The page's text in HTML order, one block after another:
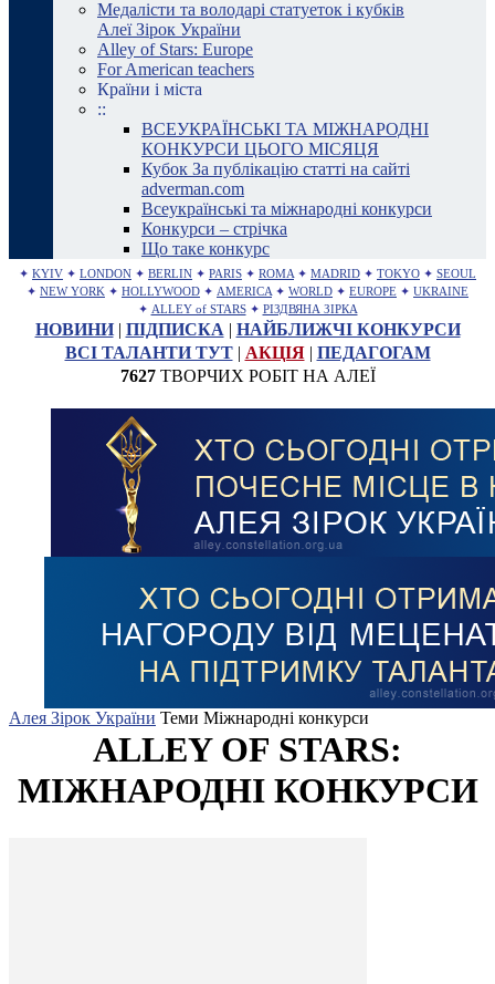
Медалісти та володарі статуеток і кубків
Алеї Зірок України
Alley of Stars: Europe
For American teachers
Країни і міста
::
ВСЕУКРАЇНСЬКІ ТА МІЖНАРОДНІ
КОНКУРСИ ЦЬОГО МІСЯЦЯ
Кубок За публікацію статті на сайті
adverman.com
Всеукраїнські та міжнародні конкурси
Конкурси – стрічка
Що таке конкурс
✦ KYIV ✦ LONDON ✦ BERLIN ✦ PARIS ✦ ROMA ✦ MADRID ✦ TOKYO ✦ SEOUL
✦ NEW YORK ✦ HOLLYWOOD ✦ AMERICA ✦ WORLD ✦ EUROPE ✦ UKRAINE
✦ ALLEY of STARS ✦ РІЗДВЯНА ЗІРКА
НОВИНИ| ПІДПИСКА | НАЙБЛИЖЧІ КОНКУРСИ
ВСІ ТАЛАНТИ ТУТ| АКЦІЯ| ПЕДАГОГАМ
7627ТВОРЧИХ РОБІТ НА АЛЕЇ
Алея Зірок України Теми Міжнародні конкурси
ALLEY OF STARS:
МІЖНАРОДНІ КОНКУРСИ